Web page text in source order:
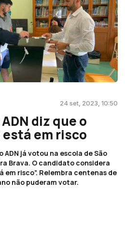
24 set, 2023, 10:50
diz que o
em risco
já votou na escola de São
Brava. O candidato considera
em risco”. Relembra centenas de
não puderam votar.